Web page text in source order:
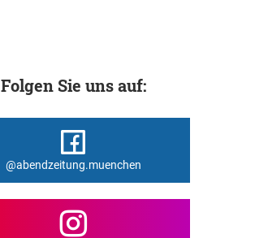
Folgen Sie uns auf:
@abendzeitung.muenchen